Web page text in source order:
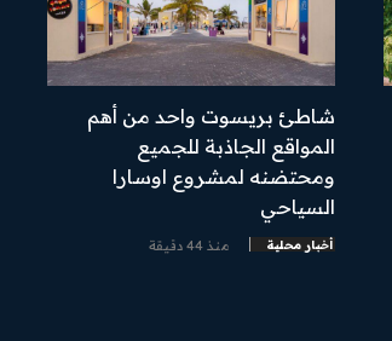
شاطئ بريسوت واحد من أهم
المواقع الجاذبة للجميع
ومحتضنه لمشروع اوسارا
السياحي
أخبار محلية منذ 44 دقيقة